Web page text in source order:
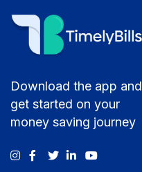
Download the app and
get started on your
money saving journey